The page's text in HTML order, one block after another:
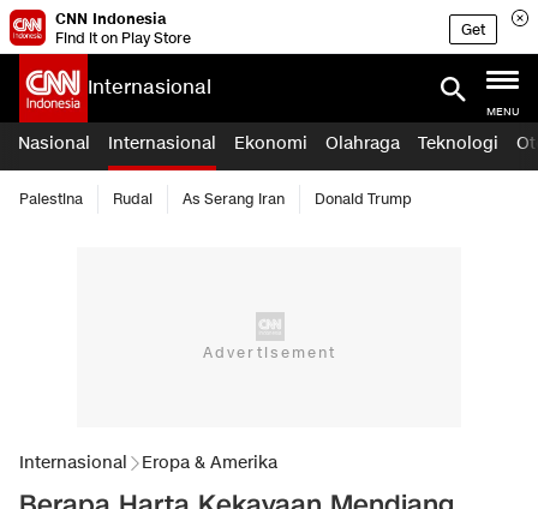
CNN Indonesia
Find it on Play Store
Get
Internasional
MENU
Nasional Internasional Ekonomi Olahraga Teknologi
Palestina Rudal As Serang Iran Donald Trump
Internasional Eropa & Amerika